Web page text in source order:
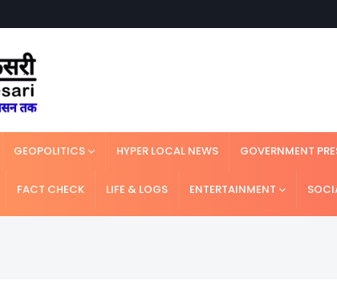
GEOPOLITICS HYPER LOCAL NEWS GOVERNMENT
FACT CHECK LIFE & LOGS ENTERTAINMENT